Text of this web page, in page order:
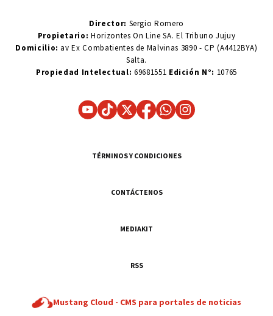
Director: Sergio Romero
Propietario:Horizontes On Line SA. El Tribuno Jujuy
Domicilio: av Ex Combatientes de Malvinas 3890 - CP (A4412BYA)
Salta.
Propiedad Intelectual: 69681551 Edición N°: 10765
TÉRMINOS Y CONDICIONES
CONTÁCTENOS
MEDIAKIT
RSS
Mustang Cloud - CMS para portales de noticias